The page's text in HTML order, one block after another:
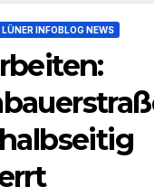
LÜNER INFOBLOG NEWS